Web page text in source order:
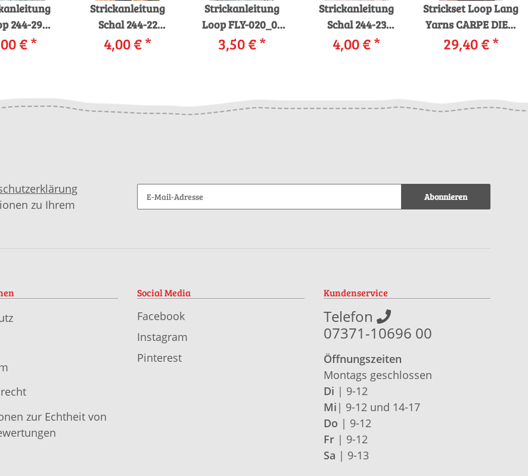
244-29
LIGHT
€*
Strickanleitung
Schal 244-22
LANGYARNS
CASHMERE LIGHT
4,00 €*
Strickanleitung
Loop FLY-020_02
LANGYARNS SOL
DÉGRADÉ als
3,50 €*
Strickanleitung
Schal 244-23
LANGYARNS
MOHAIR TREND /
4,00 €*
Strickset Loop Lang
Yarns CARPE DIEM
mit Anleitung in
garnwelt-Box
29,40 €*
zu Ihrem
Abonnieren
zur Echtheit von
Social Media
Facebook
Instagram
Pinterest
Kundenservice
Telefon
07371-10696 00
Öffnungszeiten
Montags geschlossen
Di | 9-12
Mi | 9-12 und 14-17
Do | 9-12
Fr| 9-12
Sa | 9-13